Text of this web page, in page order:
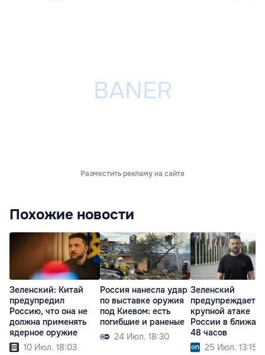
Разместить рекламу на сайте
Похожие новости
Зеленский: Китай
предупредил
Россию, что она не
должна применять
ядерное оружие
10 Июл. 18:03
Россия нанесла удар
по выставке оружия
под Киевом: есть
погибшие и раненые
24 Июл. 18:30
Зеленский
предупреждает о
крупной атаке
России в
48 часов
25 Июл. 13:15